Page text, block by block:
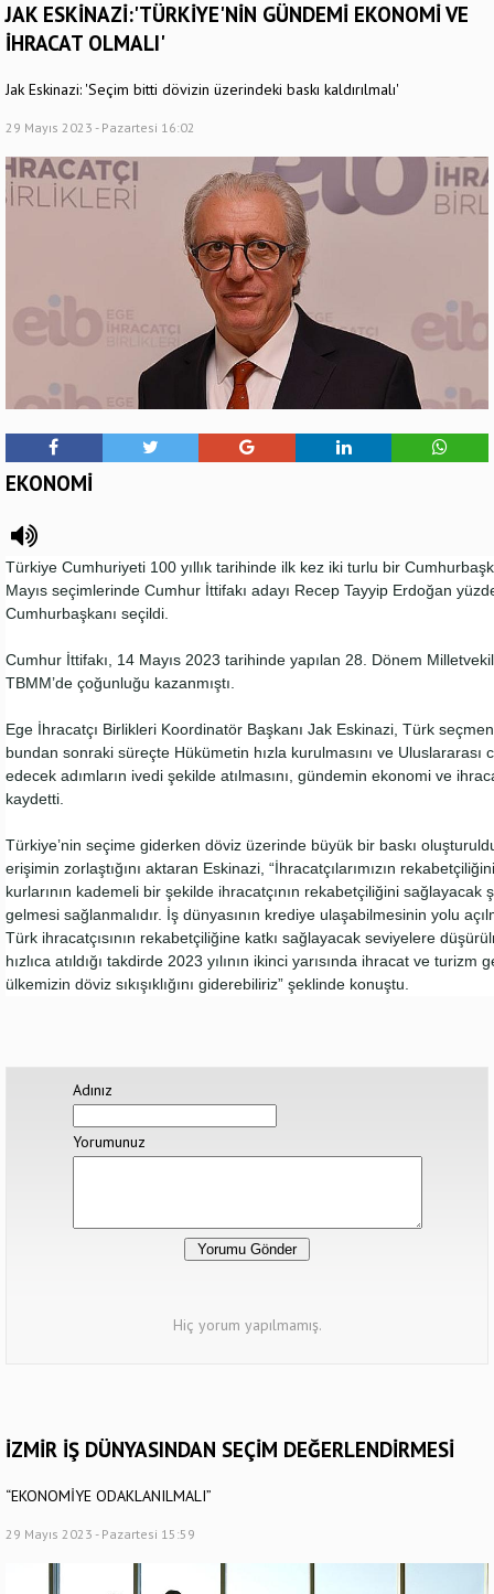
JAK ESKİNAZİ:'TÜRKİYE'NİN GÜNDEMİ EKONOMİ VE
İHRACAT OLMALI'
Jak Eskinazi: 'Seçim bitti dövizin üzerindeki baskı kaldırılmalı'
29 Mayıs 2023 - Pazartesi 16:02
EKONOMİ
Türkiye Cumhuriyeti 100 yıllık tarihinde ilk kez iki turlu bir
Mayıs seçimlerinde Cumhur İttifakı adayı Recep Tayyip Erdoğan
Cumhurbaşkanı seçildi.
Cumhur İttifakı, 14 Mayıs 2023 tarihinde yapılan 28. Dönem
TBMM’de çoğunluğu kazanmıştı.
Ege İhracatçı Birlikleri Koordinatör Başkanı Jak Eskinazi, Türk
bundan sonraki süreçte Hükümetin hızla kurulmasını ve Uluslararası
edecek adımların ivedi şekilde atılmasını, gündemin ekonomi ve
kaydetti.
Türkiye’nin seçime giderken döviz üzerinde büyük bir baskı
erişimin zorlaştığını aktaran Eskinazi, “İhracatçılarımızın
kurlarının kademeli bir şekilde ihracatçının rekabetçiliğini sağlayacak
gelmesi sağlanmalıdır. İş dünyasının krediye ulaşabilmesinin yolu
Türk ihracatçısının rekabetçiliğine katkı sağlayacak seviyelere
hızlıca atıldığı takdirde 2023 yılının ikinci yarısında ihracat ve turizm
ülkemizin döviz sıkışıklığını giderebiliriz” şeklinde konuştu.
Adınız
Yorumunuz
Hiç yorum yapılmamış.
İZMİR İŞ DÜNYASINDAN SEÇİM DEĞERLENDİRMESİ
“EKONOMİYE ODAKLANILMALI”
29 Mayıs 2023 - Pazartesi 15:59